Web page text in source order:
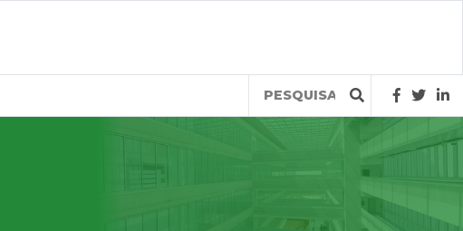
Query